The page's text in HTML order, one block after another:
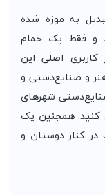
به موزه شده
و فقط یک حمام
اصلی این
هنر و صنایع‌دستی و
شهر‌های
کنید. همچنین یک
در کنار دوستان و